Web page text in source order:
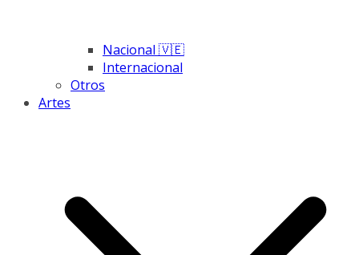
Nacional 🇻🇪
Internacional
Otros
Artes